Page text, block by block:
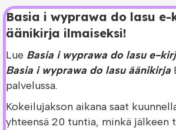
Basia i wyprawa do lasu e-
äänikirja ilmaiseksi!
Lue Basia i wyprawa do lasu e-
Basia i wyprawa do lasu äänikirja
palvelussa.
Kokeilujakson aikana saat
yhteensä 20 tuntia, minkä jälkeen